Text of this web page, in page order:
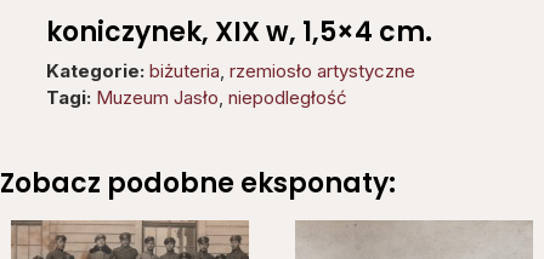
koniczynek, XIX w, 1,5×4 cm.
Kategorie: biżuteria, rzemiosło artystyczne
Tagi: Muzeum Jasło, niepodległość
Zobacz podobne eksponaty: